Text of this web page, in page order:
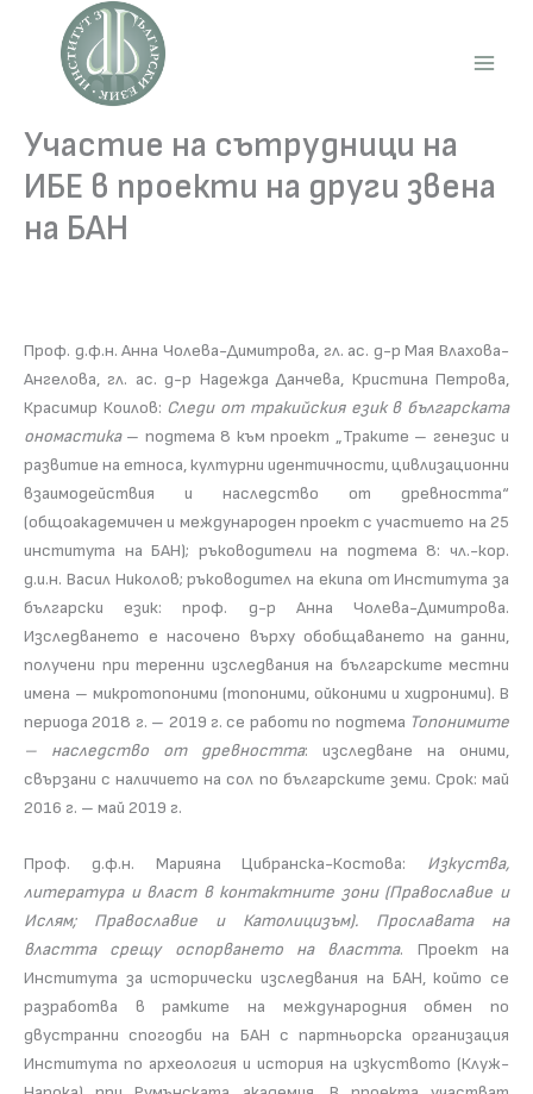
content
Участие на сътрудници на
ИБЕ в проекти на други звена
на БАН
Проф. д.ф.н. Анна Чолева-Димитрова, гл. ас. д-р Мая Влахова-
Ангелова, гл. ас. д-р Надежда Данчева, Кристина Петрова,
Красимир Коилов: Следи от тракийския език в българската
ономастика– подтема 8 към проект „Траките – генезис и
развитие на етноса, културни идентичности, цивлизационни
взаимодействия и наследство от древността“
(общоакадемичен и международен проект с участието на 25
института на БАН); ръководители на подтема 8: чл.-кор.
д.и.н. Васил Николов; ръководител на екипа от Института за
български език: проф. д-р Анна Чолева-Димитрова.
Изследването е насочено върху обобщаването на данни,
получени при теренни изследвания на българските местни
имена – микротопоними (топоними, ойконими и хидроними). В
периода 2018 г. – 2019 г. се работи по подтема Топонимите
– наследство от древността: изследване на оними,
свързани с наличието на сол по българските земи. Срок: май
2016 г. – май 2019 г.
Проф. д.ф.н. Марияна Цибранска-Костова: Изкуства,
литература и власт в контактните зони (Православие и
Ислям; Православие и Католицизъм). Прославата на
властта срещу оспорването на властта. Проект на
Института за исторически изследвания на БАН, който се
разработва в рамките на международния обмен по
двустранни спогодби на БАН с партньорска организация
Института по археология и история на изкуството (Клуж-